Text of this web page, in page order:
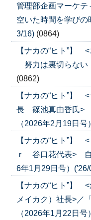
管理部企画マーケ
空いた時間を学び
3/16) (0864)
【ナカの“ヒト”】
努力は裏切らない
(0862)
【ナカの“ヒト”
長 篠池真由香氏>
（2026年2月19日号
【ナカの“ヒト”】
ｒ 谷口花代表> 自
6年1月29日号）('26/
【ナカの“ヒト”】
メイカク）社長>／
（2026年1月22日号